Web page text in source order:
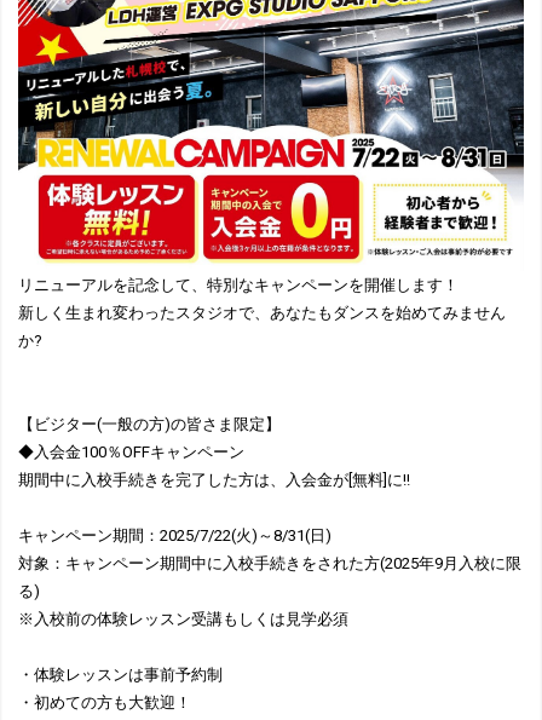
リニューアルを記念して、特別なキャンペーンを開催します！
新しく生まれ変わったスタジオで、あなたもダンスを始めてみません
か?
【ビジター(一般の方)の皆さま限定】
◆入会金100％OFFキャンペーン
期間中に入校手続きを完了した方は、入会金が[無料]に!!
キャンペーン期間：2025/7/22(火)～8/31(日)
対象：キャンペーン期間中に入校手続きをされた方(2025年9月入校に限
る)
※入校前の体験レッスン受講もしくは見学必須
・体験レッスンは事前予約制
・初めての方も大歓迎！